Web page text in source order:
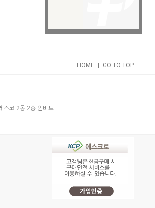
HOME GO TO TOP
스코 2동 2층 인비토